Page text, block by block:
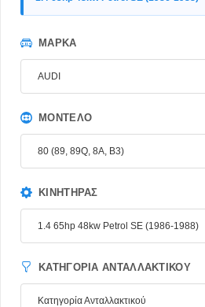
ΜΆΡΚΑ
AUDI
ΜΟΝΤΈΛΟ
80 (89, 89Q, 8A, B3)
ΚΙΝΗΤΉΡΑΣ
1.4 65hp 48kw Petrol SE (1986-1988)
ΚΑΤΗΓΟΡΊΑ ΑΝΤΑΛΛΑΚΤΙΚΟΎ
Κατηγορία Ανταλλακτικού